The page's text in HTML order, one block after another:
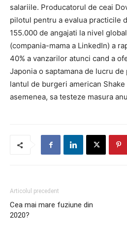
salariile. Producatorul de ceai
pilotul pentru a evalua practicile
155.000 de angajati la nivel
(compania-mama a LinkedIn) a
40% a vanzarilor atunci cand a
Japonia o saptamana de lucru
lantul de burgeri american
asemenea, sa testeze masura
Articolul precedent
Cea mai mare fuziune din
2020?